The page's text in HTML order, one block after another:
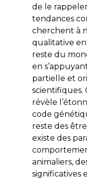
de le
tendances
cherchent à
qualitative
reste du
en
partielle et
scientifiques.
révèle
code
reste des
existe des
animaliers,
significatives